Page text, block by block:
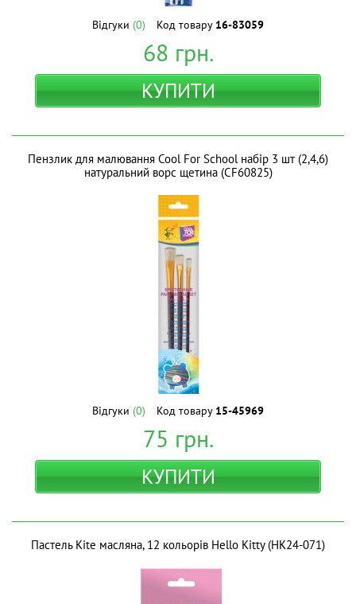
Відгуки (0) Код товару 16-83059
68 грн.
КУПИТИ
Пензлик для малювання Cool For School набір 3 шт (2,4,6)
натуральний ворс щетина (CF60825)
Відгуки (0) Код товару 15-45969
75 грн.
КУПИТИ
Пастель Kite масляна, 12 кольорів Hello Kitty (HK24-071)